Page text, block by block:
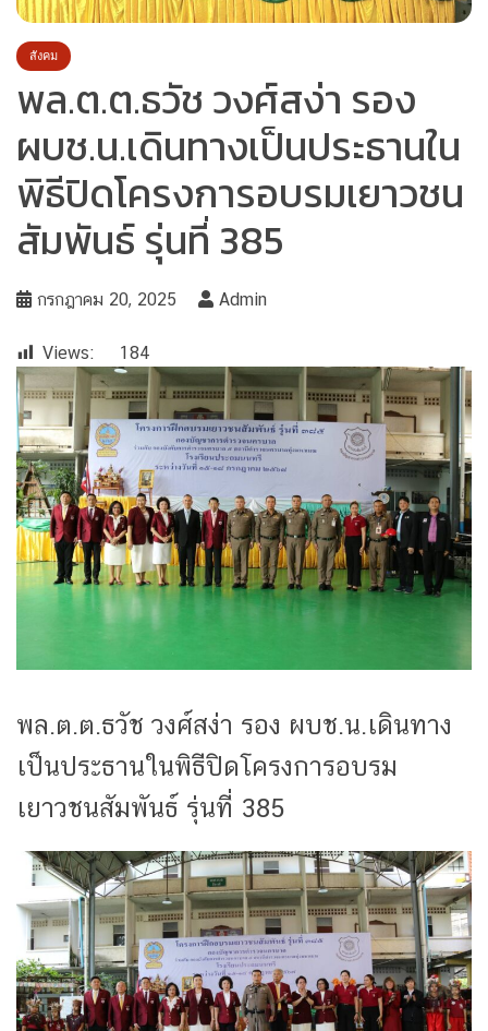
สังคม
พล.ต.ต.ธวัช วงศ์สง่า รอง
ผบช.น.เดินทางเป็นประธานใน
พิธีปิดโครงการอบรมเยาวชน
สัมพันธ์ รุ่นที่ 385
กรกฎาคม 20, 2025 Admin
Views: 184
พล.ต.ต.ธวัช วงศ์สง่า รอง ผบช.น.เดินทาง
เป็นประธานในพิธีปิดโครงการอบรม
เยาวชนสัมพันธ์ รุ่นที่ 385